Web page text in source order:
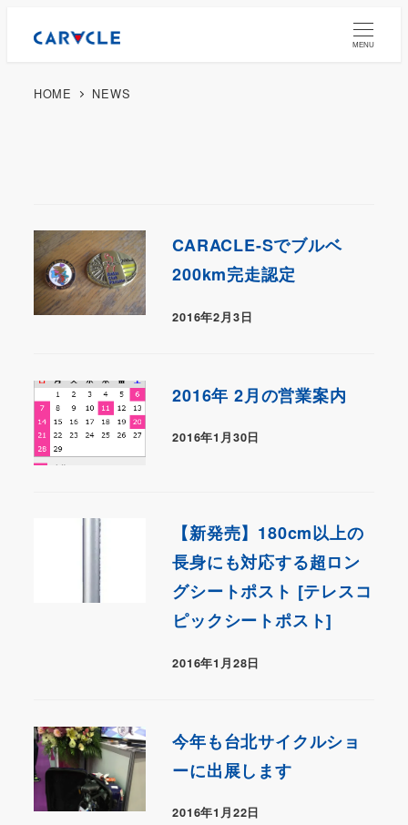
MENU
HOME NEWS
CARACLE-Sでブルベ
200km完走認定
2016年2月3日
2016年 2月の営業案内
2016年1月30日
【新発売】180cm以上の
長身にも対応する超ロン
グシートポスト [テレスコ
ピックシートポスト]
2016年1月28日
今年も台北サイクルショ
ーに出展します
2016年1月22日